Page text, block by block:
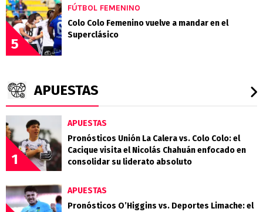
5
FÚTBOL FEMENINO
Colo Colo Femenino vuelve a mandar en el
Superclásico
APUESTAS
1
APUESTAS
Pronósticos Unión La Calera vs. Colo Colo: el
Cacique visita el Nicolás Chahuán enfocado en
consolidar su liderato absoluto
APUESTAS
Pronósticos O’Higgins vs. Deportes Limache: el